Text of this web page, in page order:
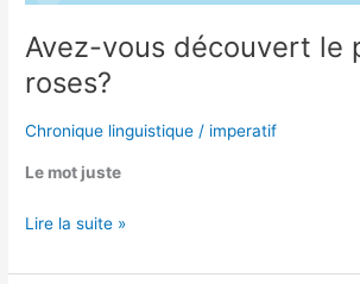
Avez-vous découvert le
roses?
Chronique linguistique / imperatif
Le mot juste
Lire la suite »